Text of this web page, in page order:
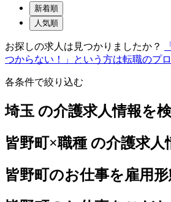
新着順
人気順
お探しの求人は見つかりましたか？
つからない！」という方は転職のプ
各条件で絞り込む
埼玉 の介護求人情報を
皆野町×職種 の介護求人
皆野町のお仕事を雇用